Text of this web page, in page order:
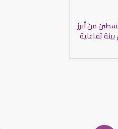
من أبرز
تفاعلية